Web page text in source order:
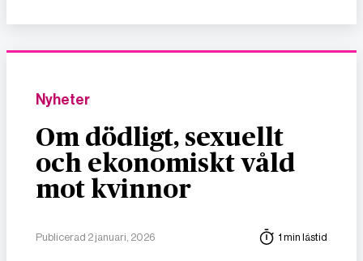
Nyheter
Om dödligt, sexuellt
och ekonomiskt våld
mot kvinnor
Publicerad 2 januari, 2026 1 min lästid